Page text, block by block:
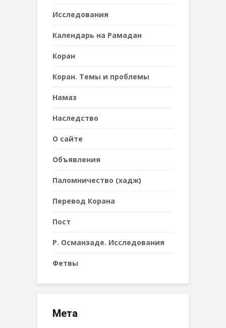
Исследования
Календарь на Рамадан
Коран
Коран. Темы и проблемы
Намаз
Наследствo
О сайте
Объявления
Паломничество (хадж)
Перевод Корана
Пост
Р. Османзаде. Исследования
Фетвы
Мета